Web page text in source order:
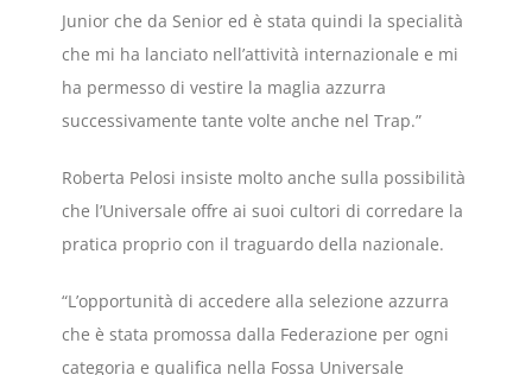
Junior che da Senior ed è stata quindi la specialità
che mi ha lanciato nell’attività internazionale e mi
ha permesso di vestire la maglia azzurra
successivamente tante volte anche nel Trap.”
Roberta Pelosi insiste molto anche sulla possibilità
che l’Universale offre ai suoi cultori di corredare la
pratica proprio con il traguardo della nazionale.
“L’opportunità di accedere alla selezione azzurra
che è stata promossa dalla Federazione per ogni
categoria e qualifica nella Fossa Universale